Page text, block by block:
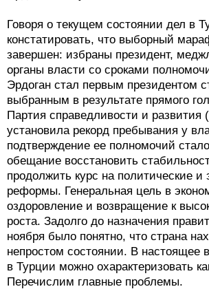
Говоря о текущем состоянии дел в
констатировать, что выборный
завершен: избраны президент,
органы власти со сроками
Эрдоган стал первым президентом
выбранным в результате прямого
Партия справедливости и развития
установила рекорд пребывания у
подтверждение ее полномочий
обещание восстановить
продолжить курс на политические и
реформы. Генеральная цель в
оздоровление и возвращение к
роста. Задолго до назначения
ноября было понятно, что страна
непростом состоянии. В настоящее
в Турции можно охарактеризовать
Перечислим главные проблемы.